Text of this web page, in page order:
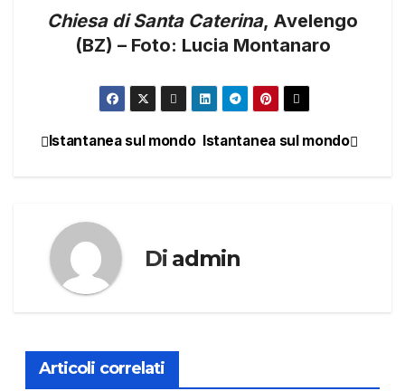
Chiesa di Santa Caterina, Avelengo
(BZ) – Foto: Lucia Montanaro
NavigazioneIstantanea sul mondo
Istantanea sul mondo
Di admin
Articoli correlati